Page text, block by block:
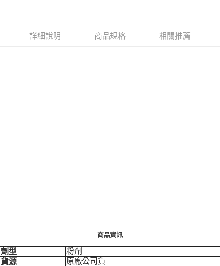
每筆NT$70，滿NT$499(含以上)免運費
詳細說明 商品規格 相關推薦
商品資訊
劑型
粉劑
貨源
原廠公司貨